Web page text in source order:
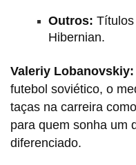
Outros:
Hibernian.
Valeriy Lobanovskiy:
futebol soviético, o
taças na carreira
para quem sonha um
diferenciado.